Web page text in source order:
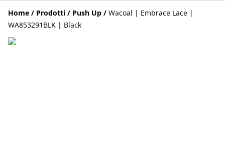
Home / Prodotti / Push Up / Wacoal | Embrace Lace |
WA853291BLK | Black